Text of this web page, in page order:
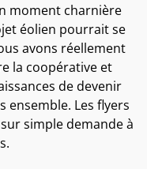
moment charnière
éolien pourrait se
avons réellement
la coopérative et
de devenir
ensemble. Les flyers
simple demande à